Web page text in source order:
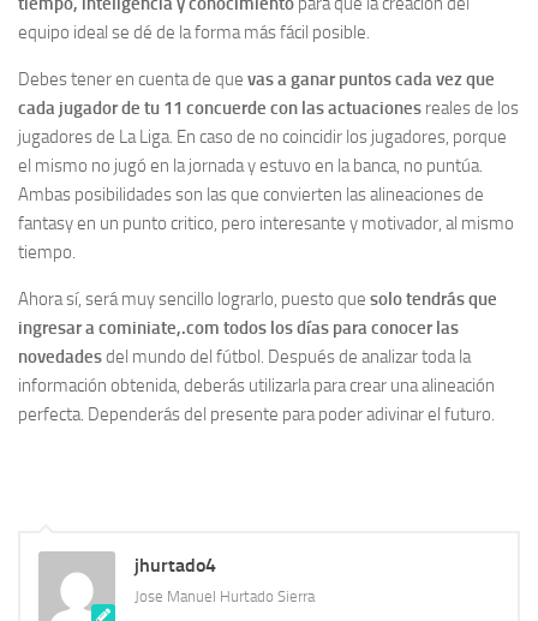
equipo ideal se dé de la forma más fácil posible.
Debes tener en cuenta de que vas a ganar puntos cada vez que
cada jugador de tu 11 concuerde con las actuaciones reales de los
jugadores de La Liga. En caso de no coincidir los jugadores, porque
el mismo no jugó en la jornada y estuvo en la banca, no puntúa.
Ambas posibilidades son las que convierten las alineaciones de
fantasy en un punto critico, pero interesante y motivador, al mismo
tiempo.
Ahora sí, será muy sencillo lograrlo, puesto que solo tendrás que
ingresar a cominiate,.com todos los días para conocer las
novedadesdel mundo del fútbol. Después de analizar toda la
información obtenida, deberás utilizarla para crear una alineación
perfecta. Dependerás del presente para poder adivinar el futuro.
jhurtado4
Jose Manuel Hurtado Sierra